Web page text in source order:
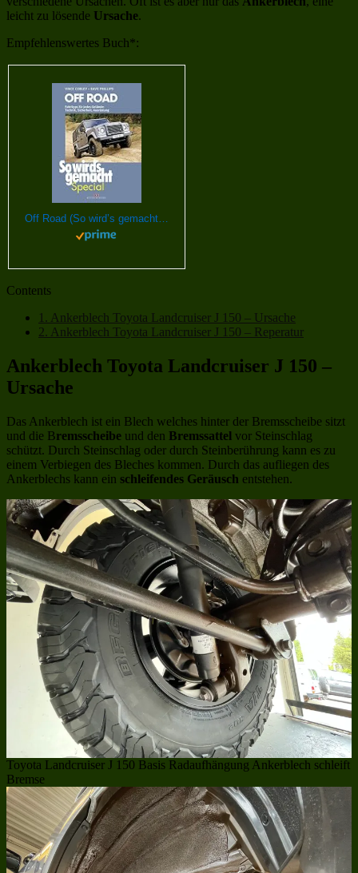
leicht zu lösende Ursache.
Empfehlenswertes Buch*:
Off Road (So wird’s gemacht Special Band 5): Fahrtipps für jedes Gelände: Technik, Sicherheit, Ausrüstung
Contents
1. Ankerblech Toyota Landcruiser J 150 – Ursache
2. Ankerblech Toyota Landcruiser J 150 – Reperatur
Ankerblech Toyota Landcruiser J 150 –
Ursache
Das Ankerblech ist ein Blech welches hinter der Bremsscheibe sitzt
und die Bremsscheibe und den Bremssattel vor Steinschlag
schützt. Durch Steinschlag oder durch Steinberührung kann es zu
einem Verbiegen des Bleches kommen. Durch das aufliegen des
Ankerblechs kann ein schleifendes Geräusch entstehen.
Toyota Landcruiser J 150 Basis Radaufhängung Ankerblech schleift
Bremse